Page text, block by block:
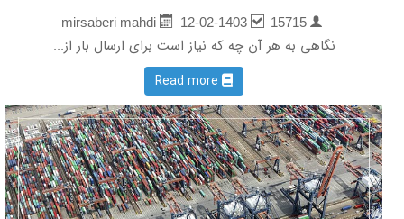
mirsaberi mahdi
12-02-1403 15715
نگاهی به هر آن چه که نیاز است برای ارسال بار از...
Read more